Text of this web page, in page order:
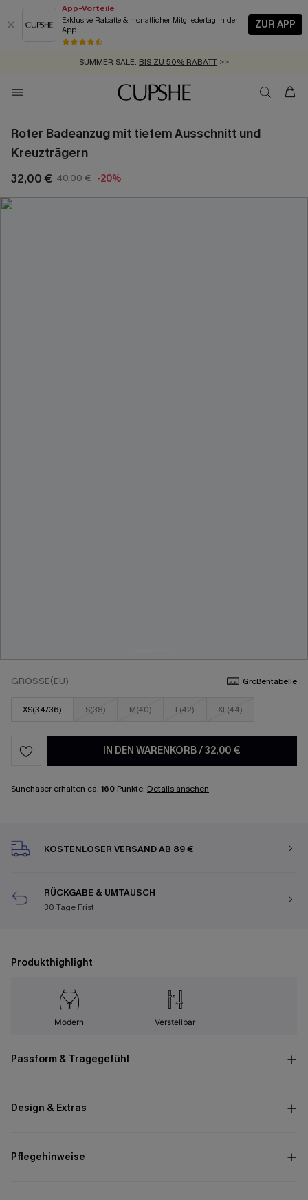
App-Vorteile
Exklusive Rabatte & monatlicher Mitgliedertag in der
App
ZUR APP
GRATIS MASSBAND MIT JEDEM SCHNELLVERSAND-ARTIKEL >>
SUMMER SALE: BIS ZU 50% RABATT >>
ZUM NEWSLETTER:BIS ZU -20% EXTRA ERHALTEN
KOSTENLOSER VERSAND AB 89 €
Roter Badeanzug mit tiefem Ausschnitt und
Kreuzträgern
32,00 € 40,00 € -20%
GRÖSSE(EU) Größentabelle
XS(34/36) S(38) M(40) L(42) XL(44)
IN DEN WARENKORB/32,00 €
Sunchaser erhalten ca. 160 Punkte. Details ansehen
KOSTENLOSER VERSAND AB 89 €
RÜCKGABE & UMTAUSCH
30 Tage Frist
Produkthighlight
Modern Verstellbar
Passform & Tragegefühl
Design & Extras
Pflegehinweise